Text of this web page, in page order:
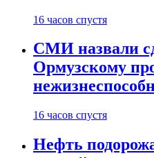
16 часов спустя
СМИ назвали
Ормузскому
16 часов спустя
Нефть